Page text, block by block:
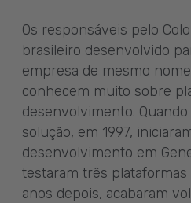
Os responsáveis pelo
brasileiro desenvolvido
empresa de mesmo
conhecem muito sobre
desenvolvimento.
solução, em 1997,
desenvolvimento em
testaram três
anos depois, acabaram